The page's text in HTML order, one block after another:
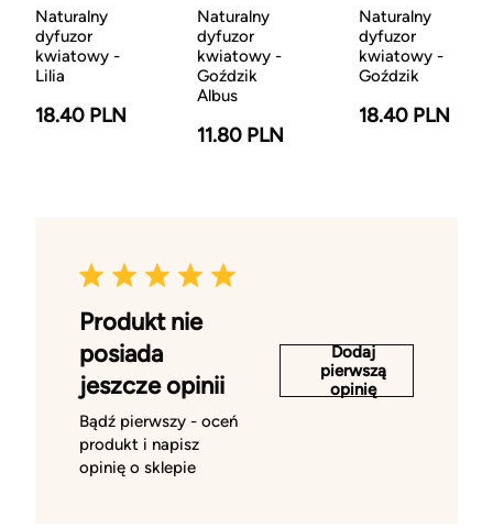
Naturalny
dyfuzor
kwiatowy -
Lilia
18.40 PLN
Naturalny
dyfuzor
kwiatowy -
Goździk
Albus
11.80 PLN
Naturalny
dyfuzor
kwiatowy -
Goździk
18.40 PLN
Produkt nie
posiada
jeszcze opinii
Bądź pierwszy - oceń
produkt i napisz
opinię o sklepie
Dodaj
pierwszą
opinię